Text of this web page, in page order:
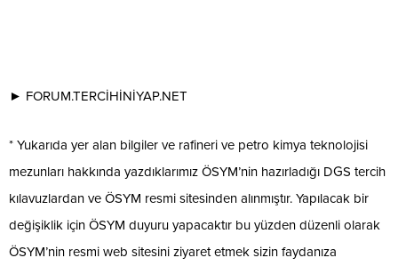
► FORUM.TERCİHİNİYAP.NET
* Yukarıda yer alan bilgiler ve rafineri ve petro kimya teknolojisi
mezunları hakkında yazdıklarımız ÖSYM’nin hazırladığı DGS tercih
kılavuzlardan ve ÖSYM resmi sitesinden alınmıştır. Yapılacak bir
değişiklik için ÖSYM duyuru yapacaktır bu yüzden düzenli olarak
ÖSYM’nin resmi web sitesini ziyaret etmek sizin faydanıza